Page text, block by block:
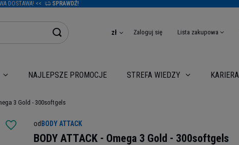
DOSTAWA! << SPRAWDŹ!
zł Zaloguj się Lista zakupowa
NAJLEPSZE PROMOCJE STREFA WIEDZY KARIERA
3 Gold - 300softgels
od BODY ATTACK
BODY ATTACK - Omega 3 Gold - 300softgels